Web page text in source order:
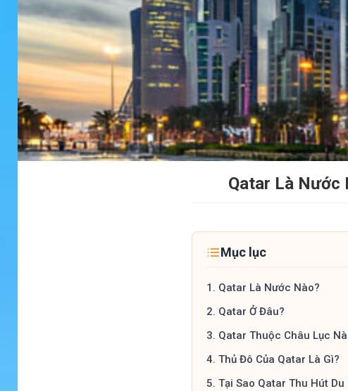
Qatar Là Nước
Mục lục
1. Qatar Là Nước Nào?
2. Qatar Ở Đâu?
3. Qatar Thuộc Châu Lục
4. Thủ Đô Của Qatar Là Gì?
5. Tại Sao Qatar Thu Hút Du